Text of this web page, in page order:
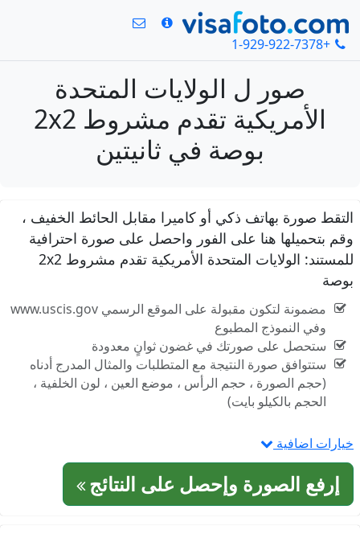
+1-929-922-7378
صور ل الولايات المتحدة
الأمريكية تقدم مشروط 2x2
بوصة في ثانيتين
التقط صورة بهاتف ذكي أو كاميرا مقابل الحائط الخفيف ،
وقم بتحميلها هنا على الفور واحصل على صورة احترافية
للمستند: الولايات المتحدة الأمريكية تقدم مشروط 2x2
بوصة
مضمونة لتكون مقبولة على الموقع الرسمي www.uscis.gov
وفي النموذج المطبوع
ستحصل على صورتك في غضون ثوانٍ معدودة
ستتوافق صورة النتيجة مع المتطلبات والمثال المدرج أدناه
(حجم الصورة ، حجم الرأس ، موضع العين ، لون الخلفية ،
الحجم بالكيلو بايت)
خيارات اضافية
إرفع الصورة وإحصل على النتائج